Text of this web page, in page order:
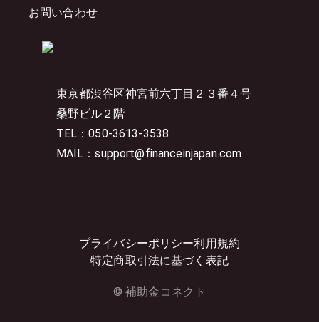
東京都渋谷区神宮前六丁目２３番４号
桑野ビル２階
TEL：050-3613-3538
MAIL：support@financeinjapan.com
プライバシーポリシー利用規約
特定商取引法に基づく表記
© 補助金コネクト
お問い合わせ